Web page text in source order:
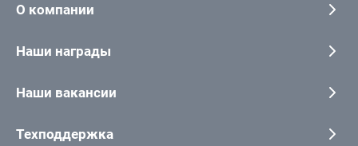
О компании
Наши награды
Наши вакансии
Техподдержка